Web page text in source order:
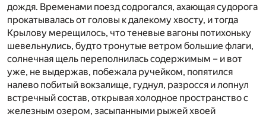
дождя. Временами поезд содрогался, ахающая судорога
прокатывалась от головы к далекому хвосту, и тогда
Крылову мерещилось, что теневые вагоны потихоньку
шевельнулись, будто тронутые ветром большие флаги,
солнечная щель переполнилась содержимым – и вот
уже, не выдержав, побежала ручейком, попятился
налево побитый вокзалище, гуднул, разросся и лопнул
встречный состав, открывая холодное пространство с
железным озером, засыпанными рыжей хвоей